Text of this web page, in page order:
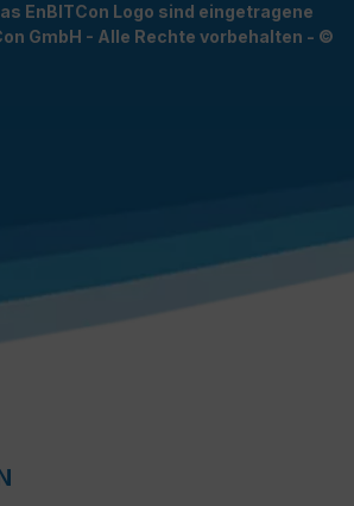
EnBITCon Logo sind eingetragene
GmbH - Alle Rechte vorbehalten - ©